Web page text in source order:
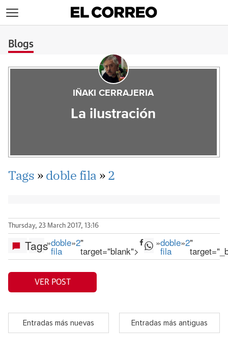
Blogs
IÑAKI CERRAJERIA
La ilustración
Tags »doble fila »2
Thursday, 23 March 2017, 13:16
Tags»doble
fila
»2"
target="blank">
»doble
fila
»2"
VER POST
Entradas más nuevas Entradas más antiguas